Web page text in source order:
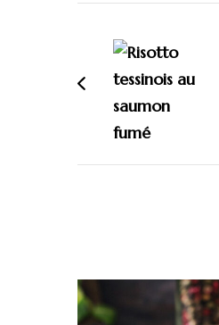
d'article